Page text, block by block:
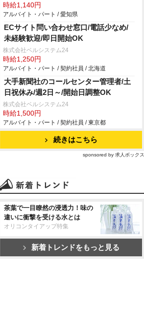
時給1,140円
アルバイト・パート / 愛知県
ECサイト問い合わせ窓口/電話少なめ/
未経験歓迎/即日開始OK
株式会社ベルシステム24
時給1,250円
アルバイト・パート / 契約社員 / 北海道
大手新聞社のコールセンター管理者/土
日祝休み/週2日～/開始日調整OK
株式会社ベルシステム24
時給1,500円
アルバイト・パート / 契約社員 / 東京都
続きはこちら
sponsored by 求人ボックス
茶葉で一目瞭然の浸透力！味の
違いに衝撃を受ける水とは
オリコンタイアップ特集
新着トレンドをもっと見る